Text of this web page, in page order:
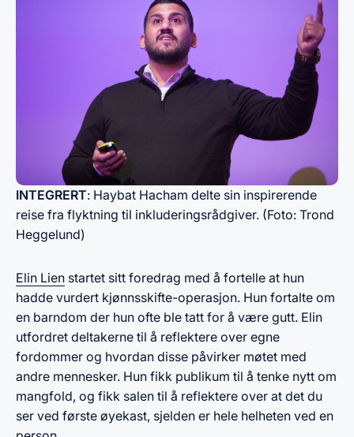
​INTEGRERT: Haybat Hacham delte sin inspirerende
reise fra flyktning til inkluderingsrådgiver.​ (Foto: Trond
Heggelund)
Elin Lien startet sitt foredrag med å fortelle at hun
hadde vurdert kjønnsskifte-operasjon. Hun fortalte om
en barndom der hun ofte ble tatt for å være gutt. Elin
utfordret deltakerne til å reflektere over egne
fordommer og hvordan disse påvirker møtet med
andre mennesker. Hun fikk publikum til å tenke nytt om
mangfold, og fikk salen til å reflektere over at det du
ser ved første øyekast, sjelden er hele helheten ved en